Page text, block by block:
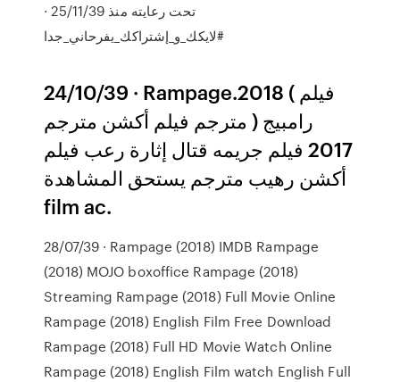
تحت رعايته منذ 25/11/39 ·
#لايكك_و_إشتراكك_يفرحاني_جدا
24/10/39 · Rampage.2018 ( فيلم
رامبيج ( مترجم فيلم أكشن مترجم
2017 فيلم جريمه قتال إثارة رعب فيلم
أكشن رهيب مترجم يستحق المشاهدة
film ac.
28/07/39 · Rampage (2018) IMDB Rampage
(2018) MOJO boxoffice Rampage (2018)
Streaming Rampage (2018) Full Movie Online
Rampage (2018) English Film Free Download
Rampage (2018) Full HD Movie Watch Online
Rampage (2018) English Film watch English Full